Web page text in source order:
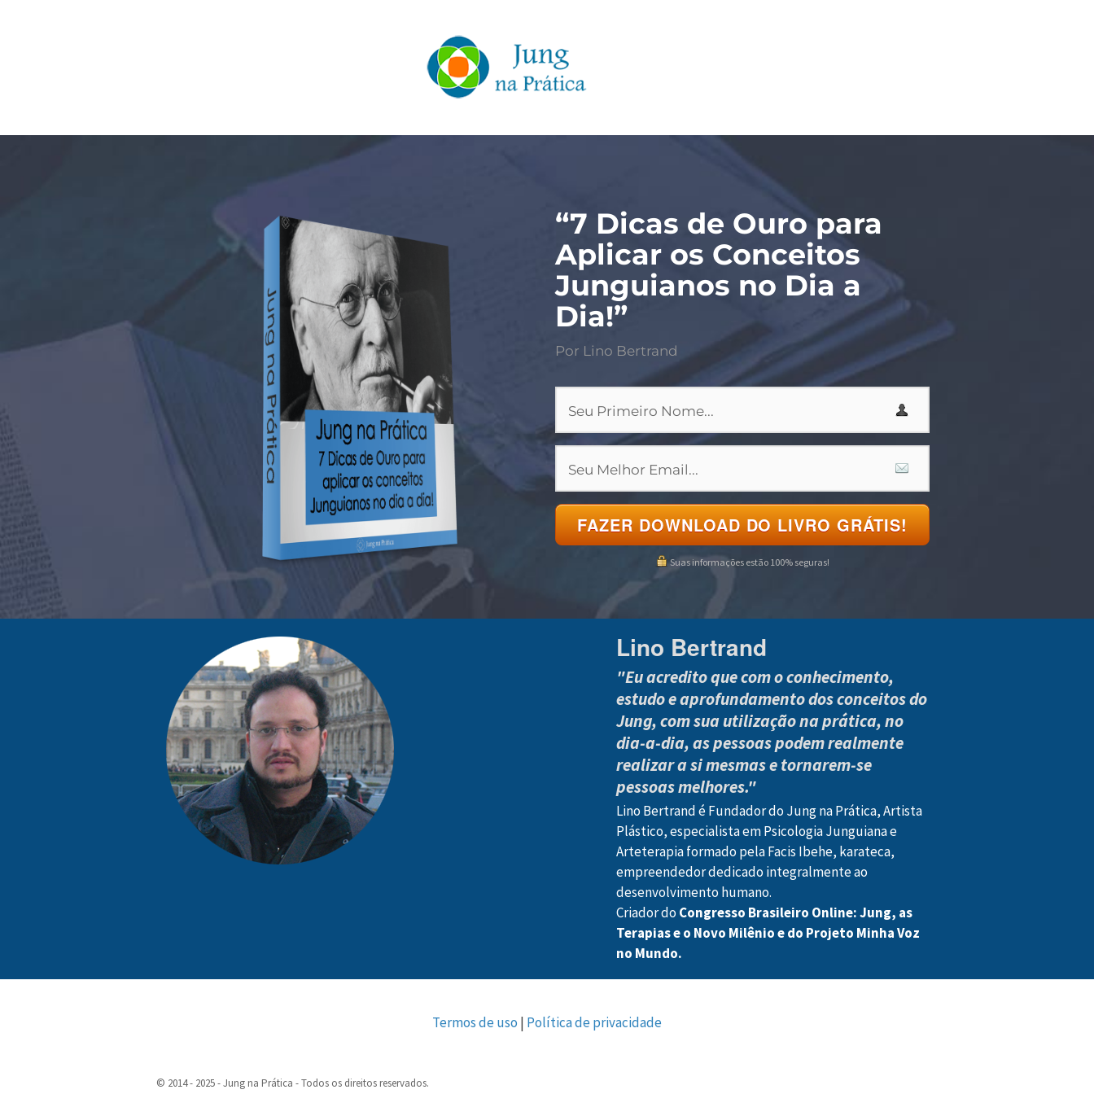
“7 Dicas de Ouro para
Aplicar os Conceitos
Junguianos no Dia a
Dia!”
Por Lino Bertrand
FAZER DOWNLOAD DO LIVRO GRÁTIS!
Suas informações estão 100% seguras!
Lino Bertrand
"Eu acredito que com o conhecimento,
estudo e aprofundamento dos conceitos do
Jung, com sua utilização na prática, no
dia-a-dia, as pessoas podem realmente
realizar a si mesmas e tornarem-se
pessoas melhores."
Lino Bertrand é Fundador do Jung na Prática, Artista
Plástico, especialista em Psicologia Junguiana e
Arteterapia formado pela Facis Ibehe, karateca,
empreendedor dedicado integralmente ao
desenvolvimento humano.
Criador doCongresso Brasileiro Online: Jung, as
Terapias e o Novo Milênio e do Projeto Minha Voz
no Mundo.
Termos de uso | Política de privacidade
© 2014 - 2025 - Jung na Prática - Todos os direitos reservados.